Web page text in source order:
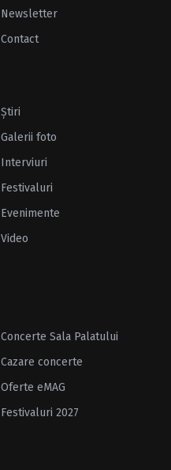
Newsletter
Contact
Ştiri
Galerii foto
Interviuri
Festivaluri
Evenimente
Video
Concerte Sala Palatului
Cazare concerte
Oferte eMAG
Festivaluri 2027